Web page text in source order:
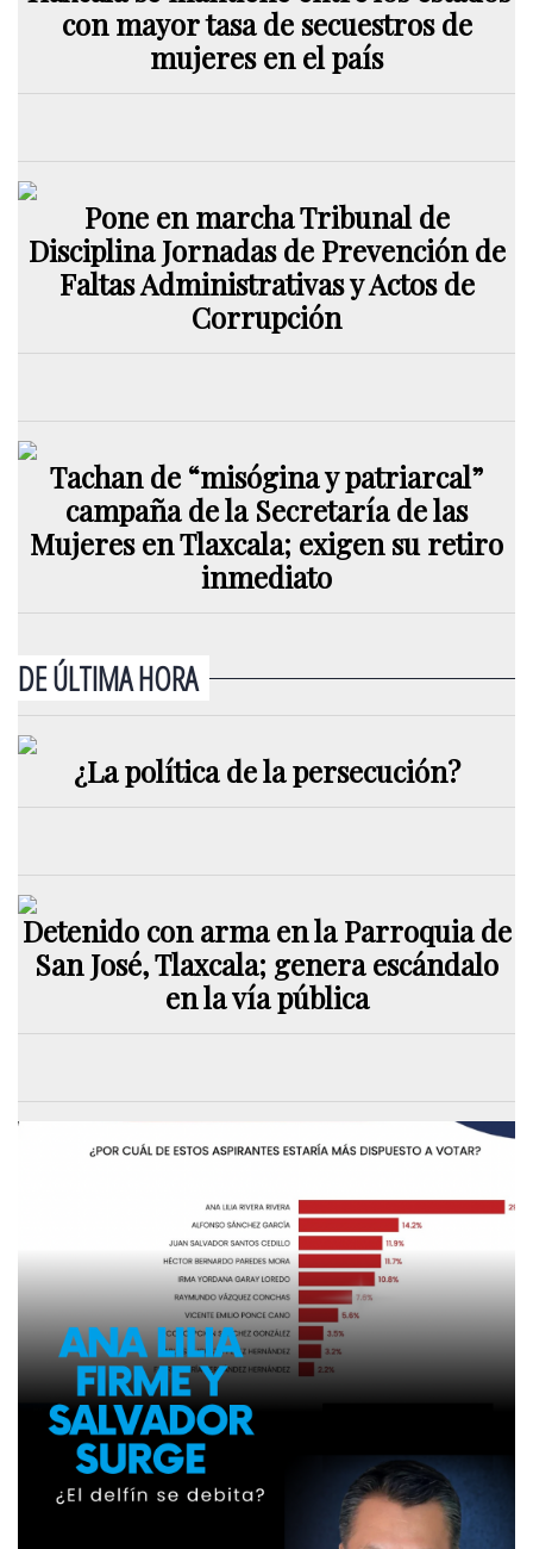
con mayor tasa de secuestros de
mujeres en el país
Pone en marcha Tribunal de
Disciplina Jornadas de Prevención de
Faltas Administrativas y Actos de
Corrupción
Tachan de “misógina y patriarcal”
campaña de la Secretaría de las
Mujeres en Tlaxcala; exigen su retiro
inmediato
DE ÚLTIMA HORA
¿La política de la persecución?
Detenido con arma en la Parroquia de
San José, Tlaxcala; genera escándalo
en la vía pública